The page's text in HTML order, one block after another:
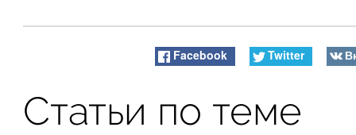
Facebook Twitter
Статьи по теме